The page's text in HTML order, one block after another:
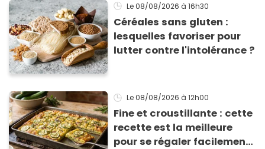
Le 08/08/2026 à 16h30
Céréales sans gluten :
lesquelles favoriser pour
lutter contre l'intolérance ?
Le 08/08/2026 à 12h00
Fine et croustillante : cette
recette est la meilleure
pour se régaler facilement